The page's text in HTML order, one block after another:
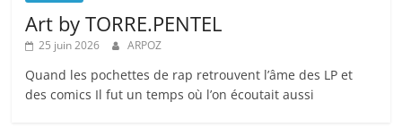
Art by TORRE.PENTEL
25 juin 2026 ARPOZ
Quand les pochettes de rap retrouvent l’âme des LP et
des comics Il fut un temps où l’on écoutait aussi